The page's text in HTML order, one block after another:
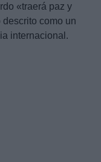
«traerá paz y
como un
internacional.